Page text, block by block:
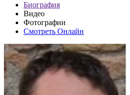
Биография
Видео
Фотографии
Смотреть Онлайн